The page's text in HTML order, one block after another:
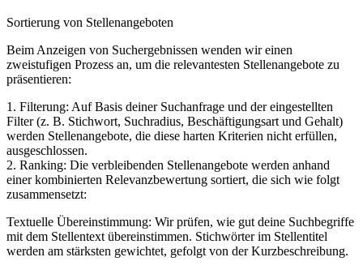
Sortierung von Stellenangeboten
Beim Anzeigen von Suchergebnissen wenden wir einen
zweistufigen Prozess an, um die relevantesten Stellenangebote zu
präsentieren:
1. Filterung: Auf Basis deiner Suchanfrage und der eingestellten
Filter (z. B. Stichwort, Suchradius, Beschäftigungsart und Gehalt)
werden Stellenangebote, die diese harten Kriterien nicht erfüllen,
ausgeschlossen.
2. Ranking: Die verbleibenden Stellenangebote werden anhand
einer kombinierten Relevanzbewertung sortiert, die sich wie folgt
zusammensetzt:
Textuelle Übereinstimmung: Wir prüfen, wie gut deine Suchbegriffe
mit dem Stellentext übereinstimmen. Stichwörter im Stellentitel
werden am stärksten gewichtet, gefolgt von der Kurzbeschreibung.